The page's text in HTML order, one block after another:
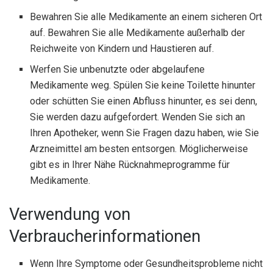
Bewahren Sie alle Medikamente an einem sicheren Ort
auf. Bewahren Sie alle Medikamente außerhalb der
Reichweite von Kindern und Haustieren auf.
Werfen Sie unbenutzte oder abgelaufene
Medikamente weg. Spülen Sie keine Toilette hinunter
oder schütten Sie einen Abfluss hinunter, es sei denn,
Sie werden dazu aufgefordert. Wenden Sie sich an
Ihren Apotheker, wenn Sie Fragen dazu haben, wie Sie
Arzneimittel am besten entsorgen. Möglicherweise
gibt es in Ihrer Nähe Rücknahmeprogramme für
Medikamente.
Verwendung von
Verbraucherinformationen
Wenn Ihre Symptome oder Gesundheitsprobleme nicht